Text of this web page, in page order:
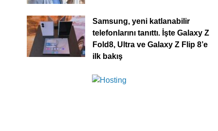
Samsung, yeni katlanabilir
telefonlarını tanıttı. İşte Galaxy Z
Fold8, Ultra ve Galaxy Z Flip 8’e
ilk bakış